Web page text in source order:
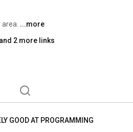
...more
and 2 more links
GOOD AT PROGRAMMING